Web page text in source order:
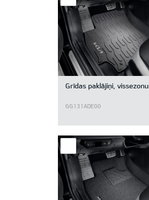
Grīdas paklājiņi, vissezonu
GG131ADE00